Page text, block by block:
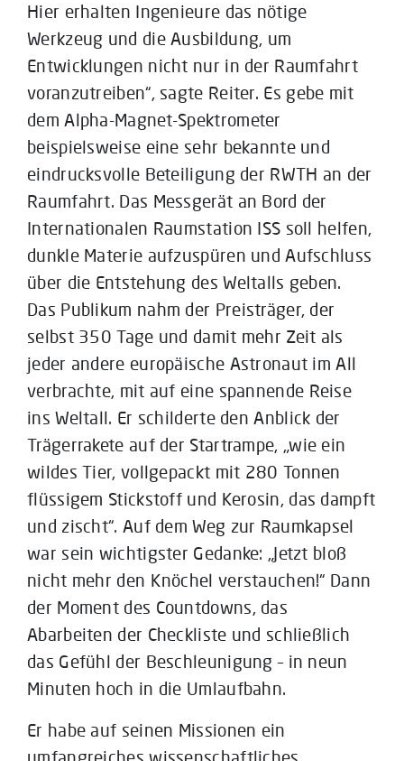
Hier erhalten Ingenieure das nötige
Werkzeug und die Ausbildung, um
Entwicklungen nicht nur in der Raumfahrt
voranzutreiben“, sagte Reiter. Es gebe mit
dem Alpha-Magnet-Spektrometer
beispielsweise eine sehr bekannte und
eindrucksvolle Beteiligung der RWTH an der
Raumfahrt. Das Messgerät an Bord der
Internationalen Raumstation ISS soll helfen,
dunkle Materie aufzuspüren und Aufschluss
über die Entstehung des Weltalls geben.
Das Publikum nahm der Preisträger, der
selbst 350 Tage und damit mehr Zeit als
jeder andere europäische Astronaut im All
verbrachte, mit auf eine spannende Reise
ins Weltall. Er schilderte den Anblick der
Trägerrakete auf der Startrampe, „wie ein
wildes Tier, vollgepackt mit 280 Tonnen
flüssigem Stickstoff und Kerosin, das dampft
und zischt“. Auf dem Weg zur Raumkapsel
war sein wichtigster Gedanke: „Jetzt bloß
nicht mehr den Knöchel verstauchen!“ Dann
der Moment des Countdowns, das
Abarbeiten der Checkliste und schließlich
das Gefühl der Beschleunigung – in neun
Minuten hoch in die Umlaufbahn.
Er habe auf seinen Missionen ein